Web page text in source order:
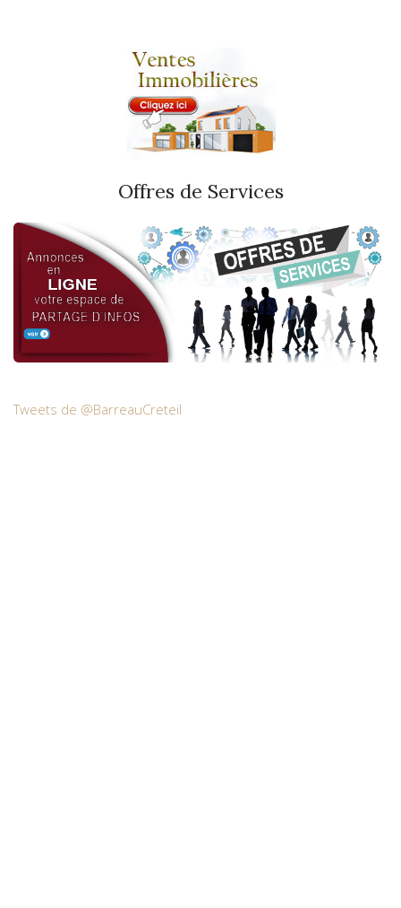
Offres de Services
Tweets de @BarreauCreteil